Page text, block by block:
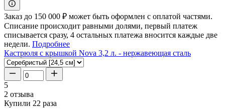
Заказ до 150 000 ₽ может быть оформлен с оплатой частями.
Списание происходит равными долями, первый платеж
списывается сразу, 4 остальных платежа вносится каждые две
недели. Подробнее
Кастрюля с крышкой Nova 3,2 л. - нержавеющая сталь
5
2 отзыва
Купили 22 раза